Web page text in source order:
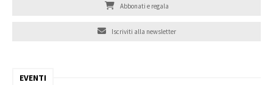
Abbonati e regala
Iscriviti alla newsletter
EVENTI